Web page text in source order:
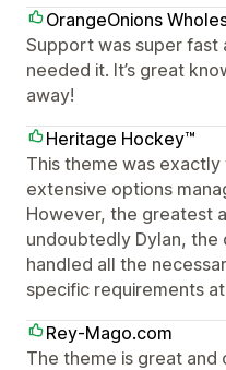
OrangeOnions
Support was super fast
needed it. It’s great
away!
Heritage Hockey™
This theme was
extensive options
However, the greatest
undoubtedly Dylan, the
handled all the
specific requirements
Rey-Mago.com
The theme is great and